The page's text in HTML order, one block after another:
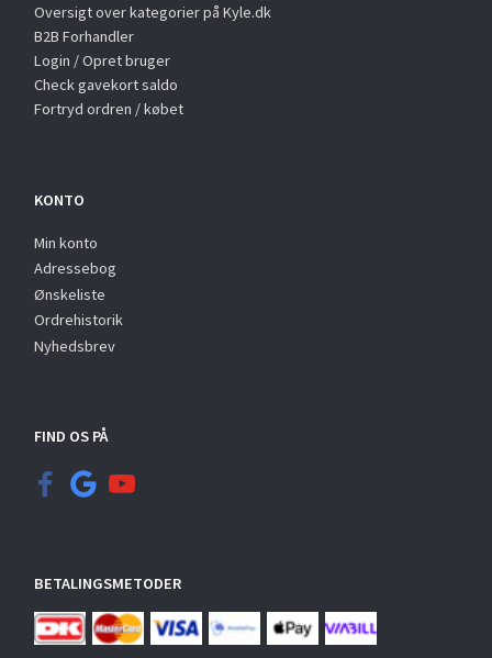
Oversigt over kategorier på Kyle.dk
B2B Forhandler
Login / Opret bruger
Check gavekort saldo
Fortryd ordren / købet
KONTO
Min konto
Adressebog
Ønskeliste
Ordrehistorik
Nyhedsbrev
FIND OS PÅ
BETALINGSMETODER